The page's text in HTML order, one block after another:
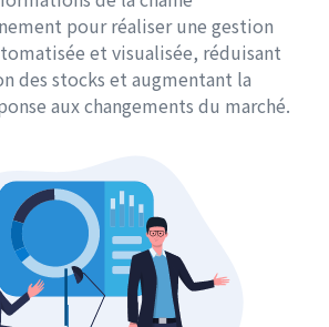
pour réaliser une gestion
et visualisée, réduisant
des stocks et augmentant la
aux changements du marché.